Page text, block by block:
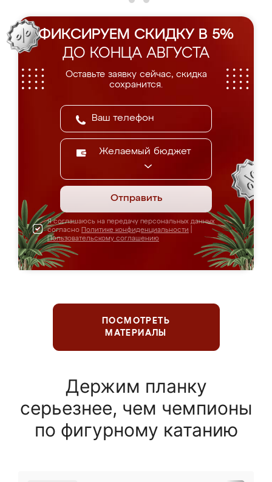
ФИКСИРУЕМ СКИДКУ В 5%
ДО КОНЦА АВГУСТА
Оставьте заявку сейчас, скидка
сохранится.
Желаемый бюджет
Отправить
Я соглашаюсь на передачу персональных данных
согласно Политике конфиденциальности
Пользовательскому соглашению
ПОСМОТРЕТЬ
МАТЕРИАЛЫ
Держим планку
серьезнее, чем чемпионы
по фигурному катанию